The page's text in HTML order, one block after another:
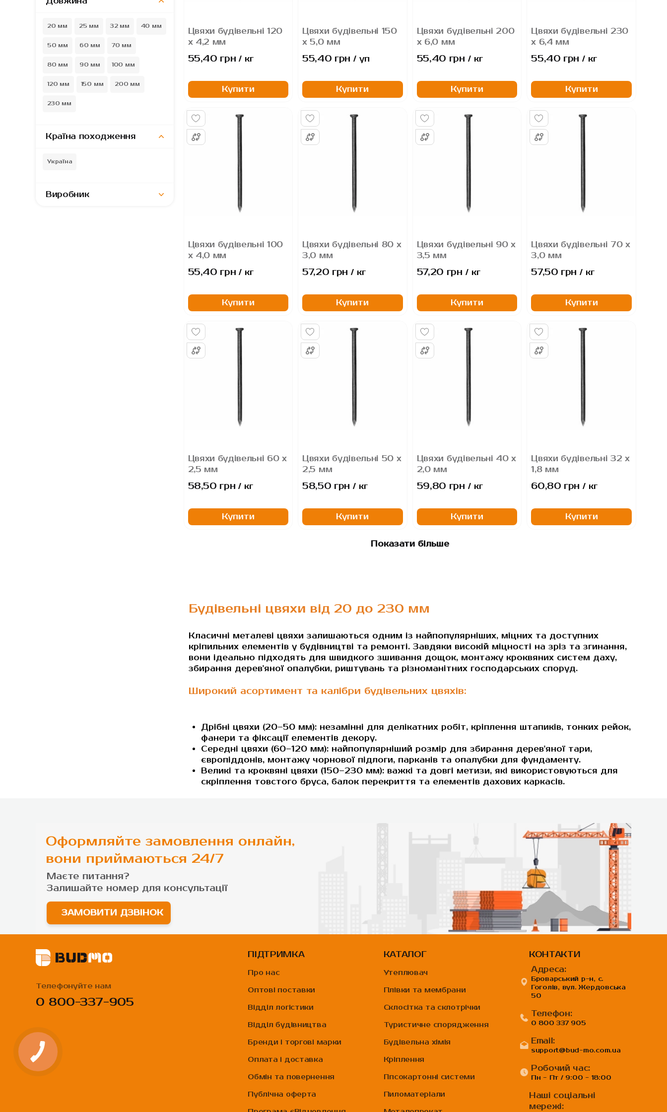
Цвяхи будівельні 120
х 4,2 мм
55,40 грн / кг
Купити
Цвяхи будівельні 150
х 5,0 мм
55,40 грн / уп
Купити
Цвяхи будівельні 200
х 6,0 мм
55,40 грн / кг
Купити
Цвяхи будівельні 230
х 6,4 мм
55,40 грн / кг
Купити
Цвяхи будівельні 100
х 4,0 мм
55,40 грн / кг
Купити
Цвяхи будівельні 80 х
3,0 мм
57,20 грн / кг
Купити
Цвяхи будівельні 90 х
3,5 мм
57,20 грн / кг
Купити
Цвяхи будівельні 70 х
3,0 мм
57,50 грн / кг
Купити
Цвяхи будівельні 60 х
2,5 мм
58,50 грн / кг
Купити
Цвяхи будівельні 50 х
2,5 мм
58,50 грн / кг
Купити
Цвяхи будівельні 40 х
2,0 мм
59,80 грн / кг
Купити
Цвяхи будівельні 32 х
1,8 мм
60,80 грн / кг
Купити
Показати більше
Будівельні цвяхи від 20 до 230 мм
Класичні металеві цвяхи залишаються одним із найпопулярніших, міцних та доступних
кріпильних елементів у будівництві та ремонті. Завдяки високій міцності на зріз та згинання,
вони ідеально підходять для швидкого зшивання дощок, монтажу кроквяних систем даху,
збирання дерев'яної опалубки, риштувань та різноманітних господарських споруд.
Широкий асортимент та калібри будівельних цвяхів:
Дрібні цвяхи (20–50 мм): незамінні для делікатних робіт, кріплення штапиків, тонких рейок,
фанери та фіксації елементів декору.
Середні цвяхи (60–120 мм): найпопулярніший розмір для збирання дерев'яної тари,
європіддонів, монтажу чорнової підлоги, парканів та опалубки для фундаменту.
Великі та кроквяні цвяхи (150–230 мм): важкі та довгі метизи, які використовуються для
скріплення товстого бруса, балок перекриття та елементів дахових каркасів.
20 мм 25 мм 32 мм 40 мм
50 мм 60 мм 70 мм
80 мм 90 мм 100 мм
120 мм 150 мм 200 мм
230 мм
Країна походження
Україна
Виробник
Оформляйте замовлення онлайн,
вони приймаються 24/7
Маєте питання?
Залишайте номер для консультації
ЗАМОВИТИ ДЗВІНОК
Телефонуйте нам
0 800-337-905
ПІДТРИМКА
Про нас
Оптові поставки
Відділ логістики
Відділ будівництва
Бренди і торгові марки
Оплата і доставка
Обмін та повернення
Публічна оферта
КАТАЛОГ
Утеплювач
Плівки та мембрани
Склосітка та склотрічки
Туристичне спорядження
Будівельна хімія
Кріплення
Гіпсокартонні системи
Пиломатеріали
КОНТАКТИ
Адреса:
Броварський р-н, с.
Гоголів, вул. Жердовська
50
Телефон:
0 800 337 905
Email:
support@bud-mo.com.ua
Робочий час:
Пн - Пт / 9:00 - 18:00
Наші соціальні
мережі: